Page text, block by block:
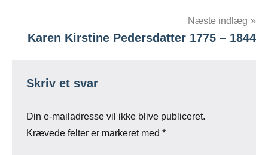
Næste indlæg
Karen Kirstine Pedersdatter 1775 – 1844
Skriv et svar
Din e-mailadresse vil ikke blive publiceret.
Krævede felter er markeret med *